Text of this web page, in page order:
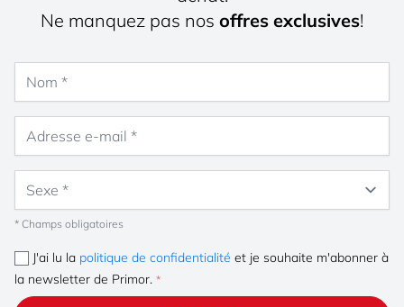
Ne manquez pas nos offres exclusives!
* Champs obligatoires
J'ai lu la politique de confidentialité et je souhaite m'abonner à
la newsletter de Primor.